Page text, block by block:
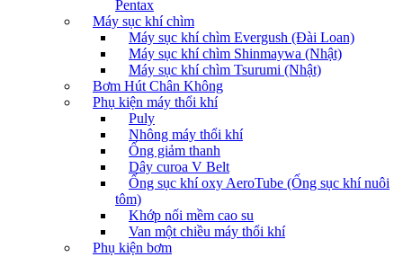
Pentax
Máy sục khí chìm
Máy sục khí chìm Evergush (Đài Loan)
Máy sục khí chìm Shinmaywa (Nhật)
Máy sục khí chìm Tsurumi (Nhật)
Bơm Hút Chân Không
Phụ kiện máy thổi khí
Puly
Nhông máy thổi khí
Ống giảm thanh
Dây curoa V Belt
Ống sục khí oxy AeroTube (Ống sục khí nuôi
tôm)
Khớp nối mềm cao su
Van một chiều máy thổi khí
Phụ kiện bơm